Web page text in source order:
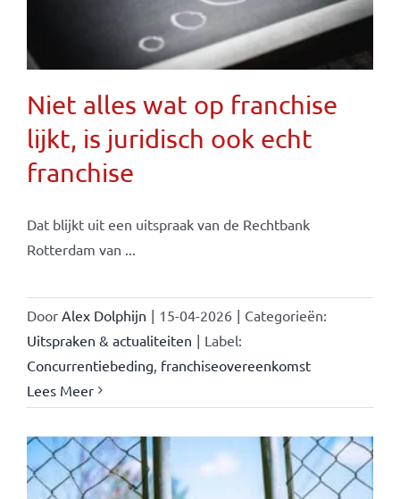
Niet alles wat op franchise
lijkt, is juridisch ook echt
franchise
Dat blijkt uit een uitspraak van de Rechtbank
Rotterdam van ...
Door Alex Dolphijn | 15-04-2026 | Categorieën:
Uitspraken & actualiteiten | Label:
Concurrentiebeding franchiseovereenkomst
Lees Meer